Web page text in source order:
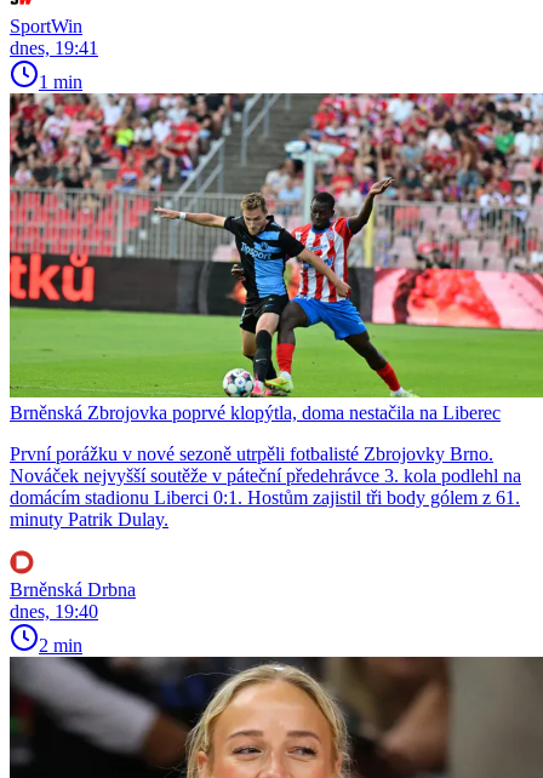
SportWin
dnes, 19:41
1 min
Brněnská Zbrojovka poprvé klopýtla, doma nestačila na Liberec
První porážku v nové sezoně utrpěli fotbalisté Zbrojovky Brno.
Nováček nejvyšší soutěže v páteční předehrávce 3. kola podlehl na
domácím stadionu Liberci 0:1. Hostům zajistil tři body gólem z 61.
minuty Patrik Dulay.
Brněnská Drbna
dnes, 19:40
2 min